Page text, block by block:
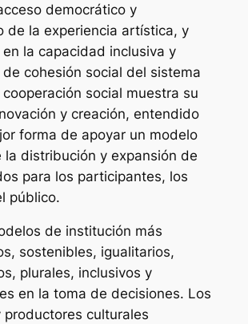
democrático y
de la experiencia artística, y
la capacidad inclusiva y
cohesión social del sistema
social muestra su
y creación, entendido
forma de apoyar un modelo
la distribución y expansión de
para los participantes, los
público.
de institución más
sostenibles, igualitarios,
plurales, inclusivos y
en la toma de decisiones. Los
productores culturales